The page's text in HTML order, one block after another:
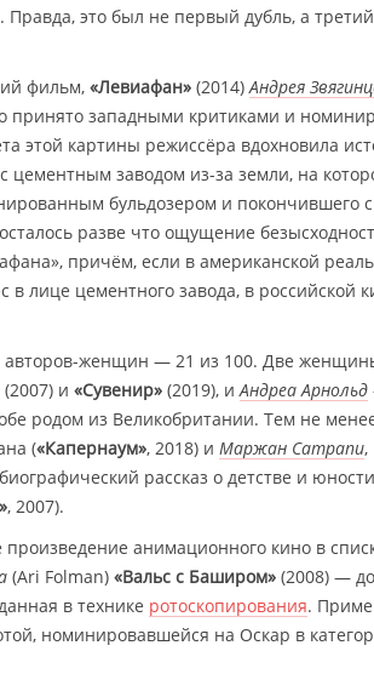
Правда, это был не первый дубль, а
фильм, «Левиафан» (2014) Андрея
принято западными критиками и
этой картины режиссёра вдохновила
цементным заводом из-за земли, на
бульдозером и покончившего
разве что ощущение
причём, если в американской
лице цементного завода, в российской
авторов-женщин — 21 из 100. Две
(2007) и «Сувенир» (2019), и Андреа Арнольд
родом из Великобритании. Тем не
(«Капернаум», 2018) и Маржан Сатрапи
рассказ о детстве и
, 2007).
анимационного кино в
(Ari Folman) «Вальс с Баширом» (2008) —
в технике ротоскопирования.
номинировавшейся на Оскар в